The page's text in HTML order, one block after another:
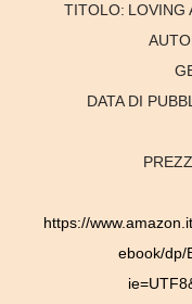
TITOLO: LOVING
DATA DI
https://www.amazon.it/Loving-Angel-Diario-Irene-Spaziani-
ebook/dp/